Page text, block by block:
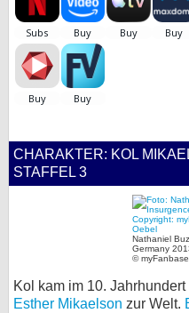
CHARAKTER: KOL
STAFFEL 3
Nathaniel
Germany
©
Kol kam im 10.
Esther Mikaelson zur Welt.